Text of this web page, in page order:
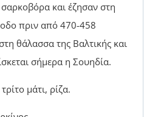
και έζησαν στη
πριν από 470-458
θάλασσα της Βαλτικής και
σήμερα η Σουηδία.
τρίτο μάτι, ρίζα.